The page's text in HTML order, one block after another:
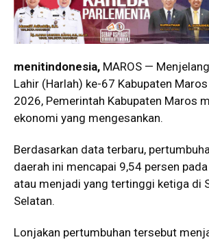
menitindonesia, MAROS —
Lahir (Harlah) ke-67 Kabupaten
2026, Pemerintah Kabupaten Maros
ekonomi yang mengesankan.
Berdasarkan data terbaru,
daerah ini mencapai 9,54 persen
atau menjadi yang tertinggi ketiga di
Selatan.
Lonjakan pertumbuhan tersebut